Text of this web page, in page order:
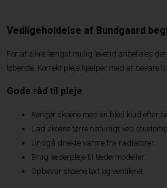
Vedligeholdelse af Bundgaard
For at sikre længst mulig levetid anbefales det
løbende. Korrekt pleje hjælper med at bevare
Gode råd til pleje
Rengør skoene med en blød klud efter
Lad skoene tørre naturligt ved
Undgå direkte varme fra radiatorer.
Brug læderpleje til lædermodeller.
Opbevar skoene tørt og ventileret.